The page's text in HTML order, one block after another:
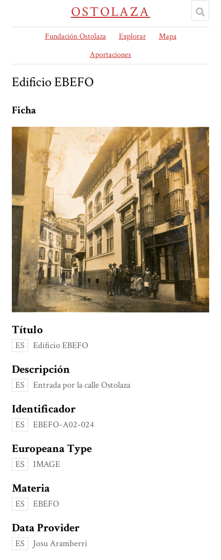
OSTOLAZA
Fundación Ostolaza Explorar
Mapa
Aportaciones
Edificio EBEFO
Ficha
Título
ES Edificio EBEFO
Descripción
ES Entrada por la calle Ostolaza
Identificador
ES EBEFO-A02-024
Europeana Type
ES IMAGE
Materia
ES EBEFO
Data Provider
ES Josu Aramberri